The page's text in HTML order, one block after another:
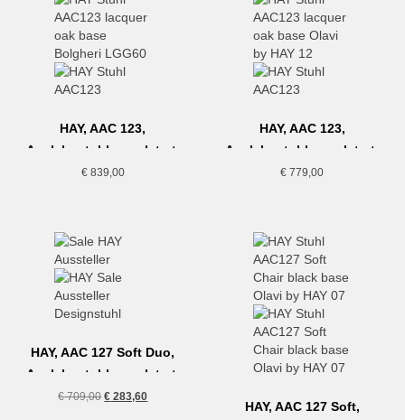
HAY, AAC 123,
Armlehnstuhl gepolstert,
beige-eiche
€839,00
HAY, AAC 123,
Armlehnstuhl gepolstert,
rose-eiche
€ 779,00
HAY, AAC 127 Soft Duo,
Armlehnstuhl gepolstert,
Sale Aussteller
€709,00Ursprünglicher
€ 283,60Aktueller
HAY, AAC 127 Soft,